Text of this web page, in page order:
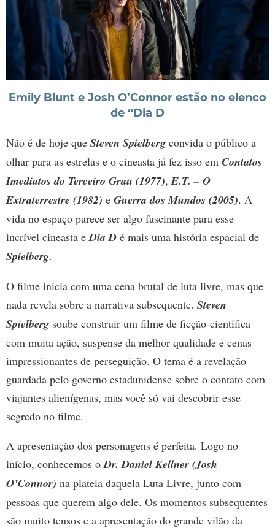
Emily Blunt e Josh O’Connor estão no elenco
de “Dia D
Não é de hoje que Steven Spielberg convida o público a
olhar para as estrelas e o cineasta já fez isso em Contatos
Imediatos do Terceiro Grau (1977),E.T. – O
Extraterrestre (1982) e Guerra dos Mundos (2005). A
vida no espaço parece ser algo fascinante para esse
incrível cineasta eDia D é mais uma história espacial de
Spielberg.
O filme inicia com uma cena brutal de luta livre, mas que
nada revela sobre a narrativa subsequente. Steven
Spielberg soube construir um filme de ficção-científica
com muita ação, suspense da melhor qualidade e cenas
impressionantes de perseguição. O tema é a revelação
guardada pelo governo estadunidense sobre o contato com
viajantes alienígenas, mas você só vai descobrir esse
segredo no filme.
A apresentação dos personagens é perfeita. Logo no
início, conhecemos oDr. Daniel Kellner (Josh
O’Connor) na plateia daquela Luta Livre, junto com
pessoas que querem algo dele. Os momentos subsequentes
são muito tensos e a apresentação do grande vilão da